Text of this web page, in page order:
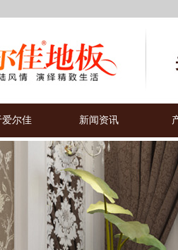
爱尔佳 新闻资讯